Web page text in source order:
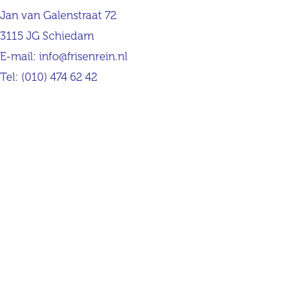
Jan van Galenstraat 72
3115 JG Schiedam
E-mail: info@frisenrein.nl
Tel: (010) 474 62 42